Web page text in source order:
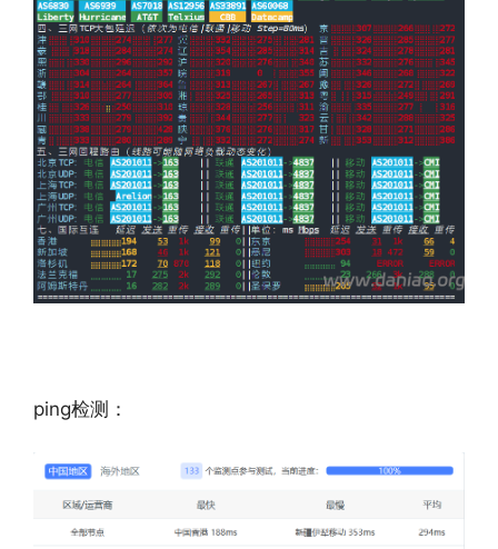
ping检测：